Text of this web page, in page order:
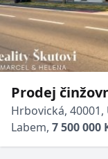
Prodej
Hrbovická,
Hrbovická,
Labem, 7 500 000